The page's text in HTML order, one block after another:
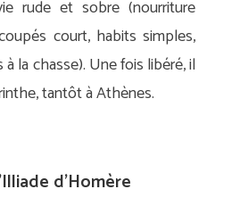
rude et sobre (nourriture
court, habits simples,
la chasse). Une fois libéré, il
tantôt à Athènes.
d’Homère